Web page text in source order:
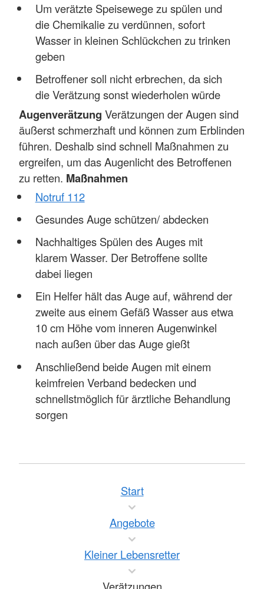
Um verätzte Speisewege zu spülen und
die Chemikalie zu verdünnen, sofort
Wasser in kleinen Schlückchen zu trinken
geben
Betroffener soll nicht erbrechen, da sich
die Verätzung sonst wiederholen würde
Augenverätzung Verätzungen der Augen sind
äußerst schmerzhaft und können zum Erblinden
führen. Deshalb sind schnell Maßnahmen zu
ergreifen, um das Augenlicht des Betroffenen
zu retten. Maßnahmen
Notruf 112
Gesundes Auge schützen/ abdecken
Nachhaltiges Spülen des Auges mit
klarem Wasser. Der Betroffene sollte
dabei liegen
Ein Helfer hält das Auge auf, während der
zweite aus einem Gefäß Wasser aus etwa
10 cm Höhe vom inneren Augenwinkel
nach außen über das Auge gießt
Anschließend beide Augen mit einem
keimfreien Verband bedecken und
schnellstmöglich für ärztliche Behandlung
sorgen
Start
Angebote
Kleiner Lebensretter